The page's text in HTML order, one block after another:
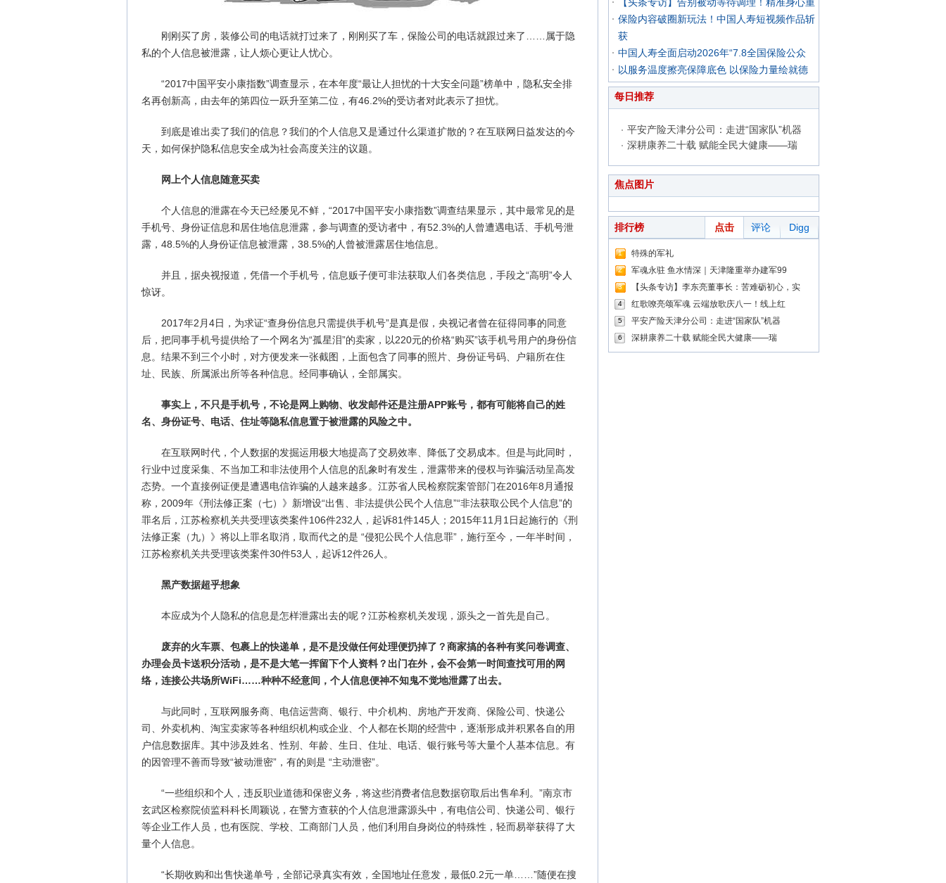
刚刚买了房，装修公司的电话就打过来了，刚刚买了车，保险公司的电话就跟过来了……属于隐
私的个人信息被泄露，让人烦心更让人忧心。
“2017中国平安小康指数”调查显示，在本年度“最让人担忧的十大安全问题”榜单中，隐私安全排
名再创新高，由去年的第四位一跃升至第二位，有46.2%的受访者对此表示了担忧。
到底是谁出卖了我们的信息？我们的个人信息又是通过什么渠道扩散的？在互联网日益发达的今
天，如何保护隐私信息安全成为社会高度关注的议题。
网上个人信息随意买卖
个人信息的泄露在今天已经屡见不鲜，“2017中国平安小康指数”调查结果显示，其中最常见的是
手机号、身份证信息和居住地信息泄露，参与调查的受访者中，有52.3%的人曾遭遇电话、手机号泄
露，48.5%的人身份证信息被泄露，38.5%的人曾被泄露居住地信息。
并且，据央视报道，凭借一个手机号，信息贩子便可非法获取人们各类信息，手段之“高明”令人
惊讶。
2017年2月4日，为求证“查身份信息只需提供手机号”是真是假，央视记者曾在征得同事的同意
后，把同事手机号提供给了一个网名为“孤星泪”的卖家，以220元的价格“购买”该手机号用户的身份信
息。结果不到三个小时，对方便发来一张截图，上面包含了同事的照片、身份证号码、户籍所在住
址、民族、所属派出所等各种信息。经同事确认，全部属实。
事实上，不只是手机号，不论是网上购物、收发邮件还是注册APP账号，都有可能将自己的姓
名、身份证号、电话、住址等隐私信息置于被泄露的风险之中。
在互联网时代，个人数据的发掘运用极大地提高了交易效率、降低了交易成本。但是与此同时，
行业中过度采集、不当加工和非法使用个人信息的乱象时有发生，泄露带来的侵权与诈骗活动呈高发
态势。一个直接例证便是遭遇电信诈骗的人越来越多。江苏省人民检察院案管部门在2016年8月通报
称，2009年《刑法修正案（七）》新增设“出售、非法提供公民个人信息”“非法获取公民个人信息”的
罪名后，江苏检察机关共受理该类案件106件232人，起诉81件145人；2015年11月1日起施行的《刑
法修正案（九）》将以上罪名取消，取而代之的是 “侵犯公民个人信息罪”，施行至今，一年半时间，
江苏检察机关共受理该类案件30件53人，起诉12件26人。
黑产数据超乎想象
本应成为个人隐私的信息是怎样泄露出去的呢？江苏检察机关发现，源头之一首先是自己。
废弃的火车票、包裹上的快递单，是不是没做任何处理便扔掉了？商家搞的各种有奖问卷调查、
办理会员卡送积分活动，是不是大笔一挥留下个人资料？出门在外，会不会第一时间查找可用的网
络，连接公共场所WiFi……种种不经意间，个人信息便神不知鬼不觉地泄露了出去。
与此同时，互联网服务商、电信运营商、银行、中介机构、房地产开发商、保险公司、快递公
司、外卖机构、淘宝卖家等各种组织机构或企业、个人都在长期的经营中，逐渐形成并积累各自的用
户信息数据库。其中涉及姓名、性别、年龄、生日、住址、电话、银行账号等大量个人基本信息。有
的因管理不善而导致“被动泄密”，有的则是 “主动泄密”。
“一些组织和个人，违反职业道德和保密义务，将这些消费者信息数据窃取后出售牟利。”南京市
玄武区检察院侦监科科长周颖说，在警方查获的个人信息泄露源头中，有电信公司、快递公司、银行
等企业工作人员，也有医院、学校、工商部门人员，他们利用自身岗位的特殊性，轻而易举获得了大
量个人信息。
“长期收购和出售快递单号，全部记录真实有效，全国地址任意发，最低0.2元一单……”随便在搜
保险内容破圈新玩法！中国人寿短视频作品斩
获
中国人寿全面启动2026年“7.8全国保险公众
以服务温度擦亮保障底色 以保险力量绘就德
每日推荐
平安产险天津分公司：走进“国家队”机器
深耕康养二十载 赋能全民大健康——瑞
焦点图片
排行榜 点击 评论 Digg
1 特殊的军礼
2 军魂永驻 鱼水情深｜天津隆重举办建军99
3 【头条专访】李东亮董事长：苦难砺初心，实
4 红歌嘹亮颂军魂 云端放歌庆八一！线上红
5 平安产险天津分公司：走进“国家队”机器
6 深耕康养二十载 赋能全民大健康——瑞